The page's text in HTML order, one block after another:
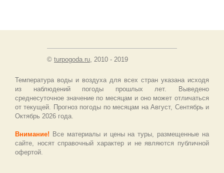
© turpogoda.ru, 2010 - 2019
Температура воды и воздуха для всех стран указана исходя
из наблюдений погоды прошлых лет. Выведено
среднесуточное значение по месяцам и оно может отличаться
от текущей. Прогноз погоды по месяцам на Август, Сентябрь и
Октябрь 2026 года.
Внимание! Все материалы и цены на туры, размещенные на
сайте, носят справочный характер и не являются публичной
офертой.